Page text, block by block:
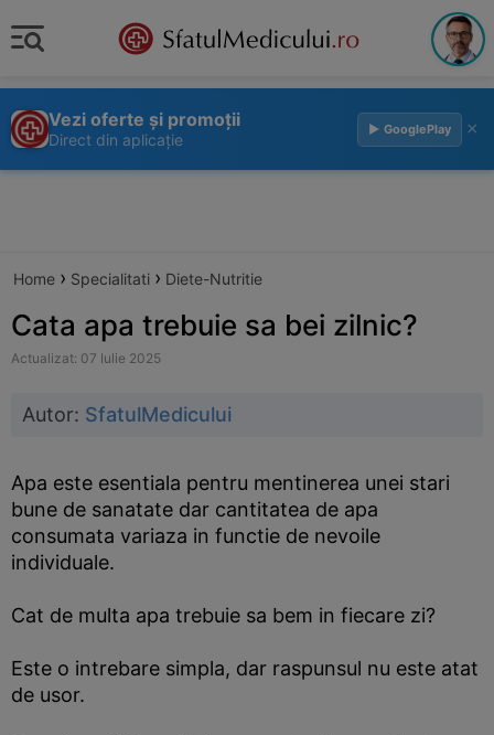
Vezi oferte și promoții
Direct din aplicație
▶ GooglePlay ×
Home › Specialitati › Diete-Nutritie
Cata apa trebuie sa bei zilnic?
Actualizat: 07 Iulie 2025
Autor: SfatulMedicului
Apa este esentiala pentru mentinerea unei stari
bune de sanatate dar cantitatea de apa
consumata variaza in functie de nevoile
individuale.
Cat de multa apa trebuie sa bem in fiecare zi?
Este o intrebare simpla, dar raspunsul nu este atat
de usor.